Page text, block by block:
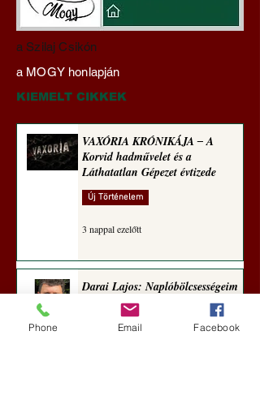
Darai Lajos:
Naplóbölcsességeim
(2023)
a Szilaj Csikón
a MOGY honlapján
KIEMELT CIKKEK
VAXÓRIA KRÓNIKÁJA ‒ A
Korvid hadművelet és a
Láthatatlan Gépezet évtizede
Új Történelem
3 nappal ezelőtt
Darai Lajos: Naplóbölcsességeim
Phone Email Facebook